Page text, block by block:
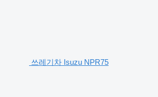
쓰레기차 Isuzu NPR75